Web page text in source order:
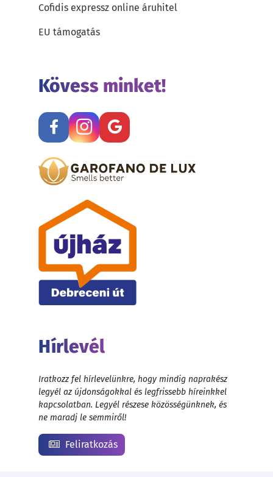
Cofidis expressz online áruhitel
EU támogatás
Kövess minket!
Hírlevél
Iratkozz fel hírlevelünkre, hogy mindig naprakész
legyél az újdonságokkal és legfrissebb híreinkkel
kapcsolatban. Legyél részese közösségünknek, és
ne maradj le semmiről!
Feliratkozás